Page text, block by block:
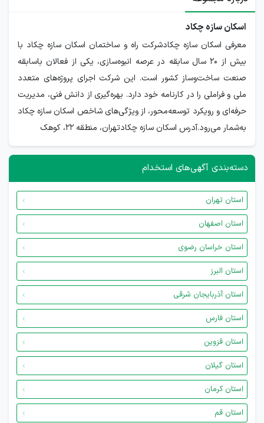
اسکان سازه چکاد
معرفی اسکان سازه چکادشرکت راه و ساختمان اسکان سازه چکاد با
بیش از ۲۰ سال سابقه در عرصه انبوه‌سازی، یکی از فعالان باسابقه
صنعت ساخت‌وساز کشور است. این شرکت اجرای پروژه‌های متعدد
ملی و فراملی را در کارنامه خود دارد. بهره‌گیری از دانش فنی، مدیریت
حرفه‌ای و رویکرد توسعه‌محور، از ویژگی‌های شاخص اسکان سازه چکاد
به‌شمار می‌رود.آدرس اسکان سازه چکادتهران، منطقه ۲۲، کوهک
دسته‌بندی آگهی‌های استخدام
استان تهران
استان اصفهان
استان خراسان رضوی
استان البرز
استان آذربایجان شرقی
استان فارس
استان قزوین
استان گیلان
استان کرمان
استان قم